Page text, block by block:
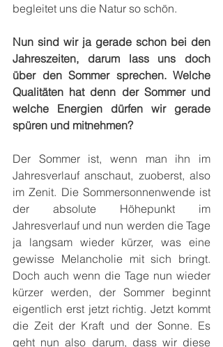
begleitet uns die Natur so schön.
Nun sind wir ja gerade schon bei den
Jahreszeiten, darum lass uns doch
über den Sommer sprechen. Welche
Qualitäten hat denn der Sommer und
welche Energien dürfen wir gerade
spüren und mitnehmen?
Der Sommer ist, wenn man ihn im
Jahresverlauf anschaut, zuoberst, also
im Zenit. Die Sommersonnenwende ist
der absolute Höhepunkt im
Jahresverlauf und nun werden die Tage
ja langsam wieder kürzer, was eine
gewisse Melancholie mit sich bringt.
Doch auch wenn die Tage nun wieder
kürzer werden, der Sommer beginnt
eigentlich erst jetzt richtig. Jetzt kommt
die Zeit der Kraft und der Sonne. Es
geht nun also darum, dass wir diese